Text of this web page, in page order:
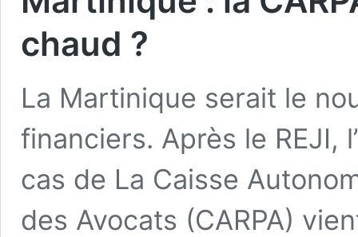
chaud ?
La Martinique serait le
financiers. Après le REJI,
cas de La Caisse
des Avocats (CARPA)